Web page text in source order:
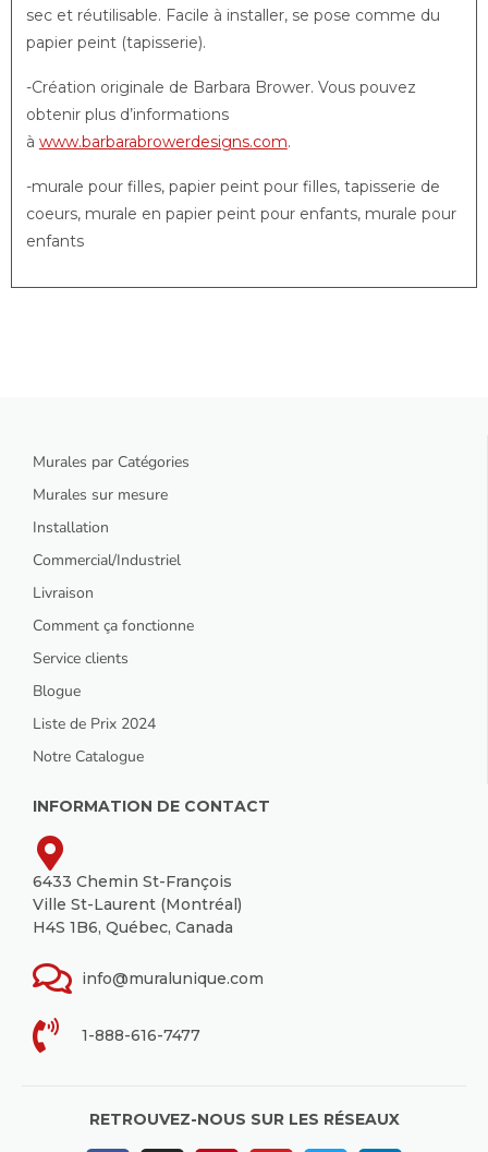
sec et réutilisable. Facile à installer, se pose comme du
papier peint (tapisserie).
-Création originale de Barbara Brower. Vous pouvez
obtenir plus d’informations
à www.barbarabrowerdesigns.com.
-murale pour filles, papier peint pour filles, tapisserie de
coeurs, murale en papier peint pour enfants, murale pour
enfants
Murales par Catégories
Murales sur mesure
Installation
Commercial/Industriel
Livraison
Comment ça fonctionne
Service clients
Blogue
Liste de Prix 2024
Notre Catalogue
INFORMATION DE CONTACT
6433 Chemin St-François
Ville St-Laurent (Montréal)
H4S 1B6, Québec, Canada
info@muralunique.com
1-888-616-7477
RETROUVEZ-NOUS SUR LES RÉSEAUX